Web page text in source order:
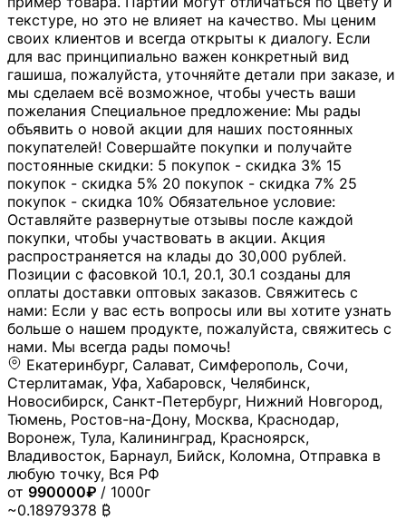
текстуре, но это не влияет на качество. Мы ценим
своих клиентов и всегда открыты к диалогу. Если
для вас принципиально важен конкретный вид
гашиша, пожалуйста, уточняйте детали при заказе, и
мы сделаем всё возможное, чтобы учесть ваши
пожелания Специальное предложение: Мы рады
объявить о новой акции для наших постоянных
покупателей! Совершайте покупки и получайте
постоянные скидки: 5 покупок - скидка 3% 15
покупок - скидка 5% 20 покупок - скидка 7% 25
покупок - скидка 10% Обязательное условие:
Оставляйте развернутые отзывы после каждой
покупки, чтобы участвовать в акции. Акция
распространяется на клады до 30,000 рублей.
Позиции с фасовкой 10.1, 20.1, 30.1 созданы для
оплаты доставки оптовых заказов. Свяжитесь с
нами: Если у вас есть вопросы или вы хотите узнать
больше о нашем продукте, пожалуйста, свяжитесь с
нами. Мы всегда рады помочь!
Екатеринбург, Салават, Симферополь, Сочи,
Стерлитамак, Уфа, Хабаровск, Челябинск,
Новосибирск, Санкт-Петербург, Нижний Новгород,
Тюмень, Ростов-на-Дону, Москва, Краснодар,
Воронеж, Тула, Калининград, Красноярск,
Владивосток, Барнаул, Бийск, Коломна, Отправка в
любую точку, Вся РФ
от 990000₽ / 1000г
~0.18979378 ₿